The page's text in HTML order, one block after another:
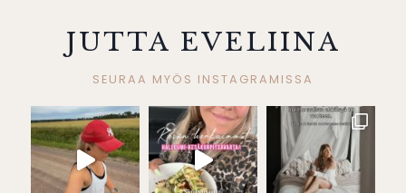
JUTTA EVELIINA
SEURAA MYÖS INSTAGRAMISSA